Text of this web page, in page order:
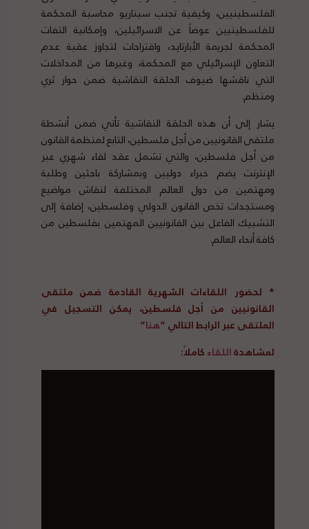
الفلسطينيين، وكيفية تجنب سيناريو محاسبة المحكمة
للفلسطينيين عوضاً عن الاسرائيلين، وإمكانية التفات
المحكمة لجريمة الأبارتايد، واقتراحات لتجاوز عقبة عدم
التعاون الإسرائيلي مع المحكمة، وغيرها من المداخلات
التي ناقشها ضيوف الحلقة النقاشية ضمن حوار ثري
ومنظم.
يشار إلى أن هذه الحلقة النقاشية تأتي ضمن أنشطة
ملتقى القانونيين من أجل فلسطين، التابع لمنظمة القانون
من أجل فلسطين، والتي تشمل عقد لقاء شهري عبر
الإنترنت يضم خبراء دوليين وبمشاركة باحثين وطلبة
ومهتمين من دول العالم المختلفة لنقاش مواضيع
ومستجدات تخص القانون الدولي وفلسطين، إضافة إلى
التشبيك الفاعل بين القانونيين المهتمين بفلسطين من
كافة أنحاء العالم.
* لحضور اللقاءات الشهرية القادمة ضمن ملتقى
القانونيين من أجل فلسطين، يمكن التسجيل في
الملتقى عبر الرابط التالي“هنا“
لمشاهدةاللقاءكاملاً: